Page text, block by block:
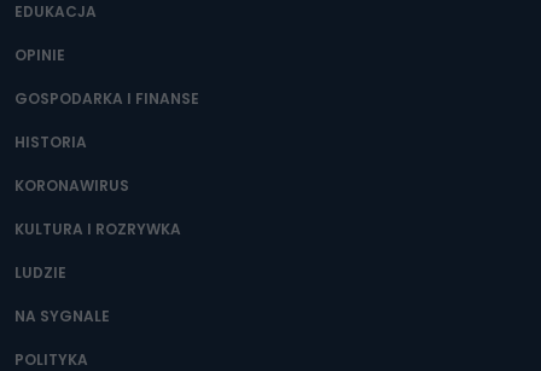
EDUKACJA
OPINIE
GOSPODARKA I FINANSE
HISTORIA
KORONAWIRUS
KULTURA I ROZRYWKA
LUDZIE
NA SYGNALE
POLITYKA